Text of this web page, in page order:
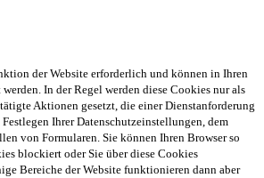
der Website erforderlich und können in Ihren
In der Regel werden diese Cookies nur als
Aktionen gesetzt, die einer Dienstanforderung
Ihrer Datenschutzeinstellungen, dem
von Formularen. Sie können Ihren Browser so
blockiert oder Sie über diese Cookies
Bereiche der Website funktionieren dann aber